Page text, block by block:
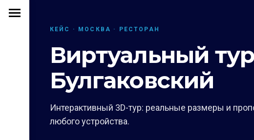
КЕЙС · МОСКВА · РЕСТОРАН
Виртуальный
Булгаковский
Интерактивный 3D-тур: реальные размеры и
любого устройства.